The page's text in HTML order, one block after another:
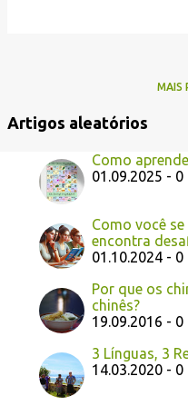
MAIS
Artigos aleatórios
Como
01.09.2025 -
Como você
encontra
01.10.2024 -
Por que os
chinês?
19.09.2016 -
3 Línguas, 3
14.03.2020 -